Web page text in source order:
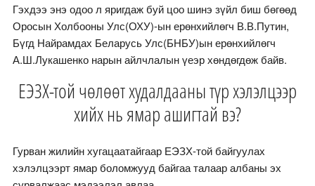
Гэхдээ энэ одоо л яригдаж буй цоо шинэ зүйл биш бөгөөд
Оросын Холбооны Улс(ОХУ)-ын ерөнхийлөгч В.В.Путин,
Бүгд Найрамдах Беларусь Улс(БНБУ)ын ерөнхийлөгч
А.Ш.Лукашенко нарын айлчлалын үеэр хөндөгдөж байв.
ЕЭЗХ-той чөлөөт худалдааны түр хэлэлцээр
хийх нь ямар ашигтай вэ?
Гурван жилийн хугацаатайгаар ЕЭЗХ-той байгуулах
хэлэлцээрт ямар боломжууд байгаа талаар албаны эх